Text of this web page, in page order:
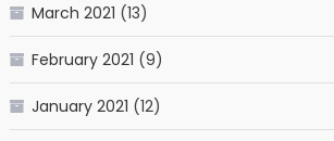
March 2021 (13)
February 2021 (9)
January 2021 (12)